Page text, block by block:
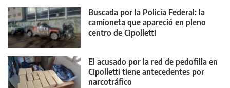
Buscada por la Policía Federal: la
camioneta que apareció en pleno
centro de Cipolletti
El acusado por la red de pedofilia en
Cipolletti tiene antecedentes por
narcotráfico